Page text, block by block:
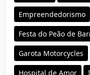
Empreendedorismo
Festa do Peão de
Garota Motorcycles
Hospital de Amor